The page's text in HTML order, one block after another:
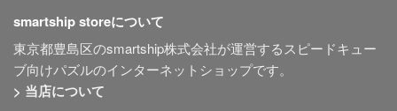
smartship storeについて
東京都豊島区のsmartship株式会社が運営するスピードキュー
ブ向けパズルのインターネットショップです。
> 当店について